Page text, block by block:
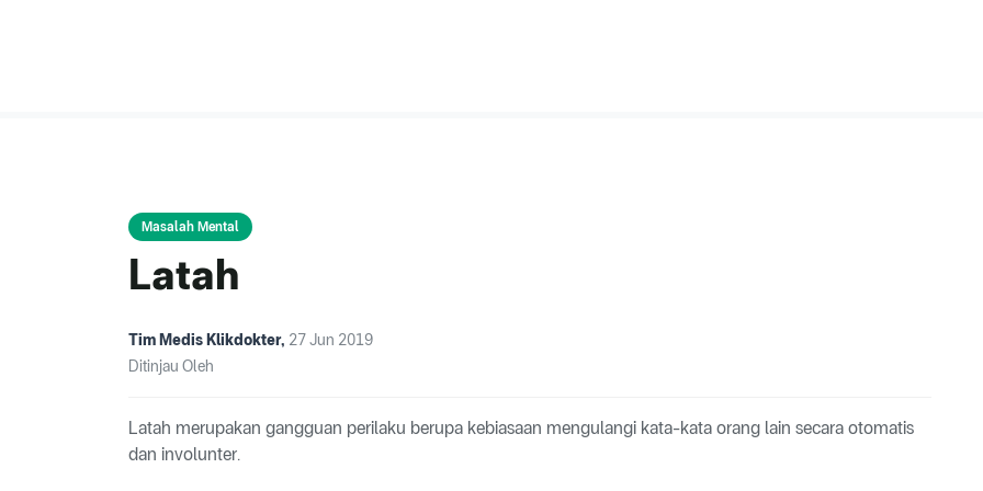
Masalah Mental
Latah
Tim Medis Klikdokter, 27 Jun 2019
Ditinjau Oleh
Latah merupakan gangguan perilaku berupa kebiasaan mengulangi kata-kata orang lain secara otomatis
dan involunter.